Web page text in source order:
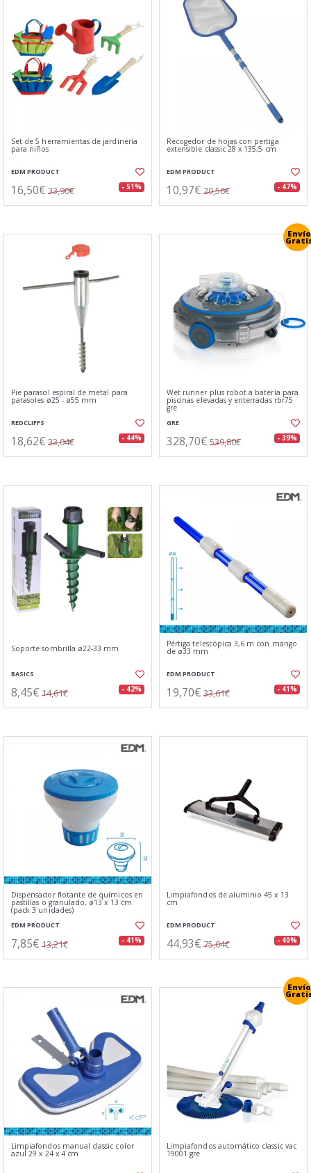
Set de 5 herramientas de jardinería
para niños
EDM PRODUCT
16,50€ 33,90€ - 51%
Recogedor de hojas con pertiga
extensible classic 28 x 135,5 cm
EDM PRODUCT
10,97€ 20,56€ - 47%
Pie parasol espiral de metal para
parasoles ø25 - ø55 mm
REDCLIFFS
18,62€ 33,04€ - 44%
Envío
Wet runner plus robot a batería para
piscinas elevadas y enterradas rbr75
gre
GRE
328,70€ 539,80€ - 39%
Soporte sombrilla ø22-33 mm
BASICS
8,45€ 14,61€ - 42%
Pértiga telescópica 3,6 m con mango
de ø33 mm
EDM PRODUCT
19,70€ 33,61€ - 41%
Dispensador flotante de químicos en
pastillas o granulado, ø13 x 13 cm
(pack 3 unidades)
EDM PRODUCT
7,85€ 13,21€ - 41%
Limpiafondos de aluminio 45 x 13
cm
EDM PRODUCT
44,93€ 75,04€ - 40%
Limpiafondos manual classic color
azul 29 x 24 x 4 cm
Envío
Limpiafondos automático classic vac
19001 gre